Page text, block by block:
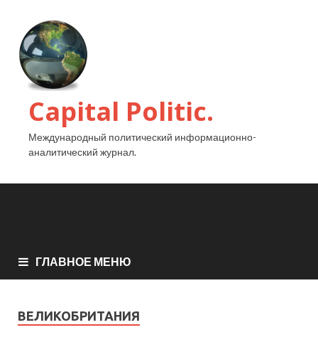
Capital Politic.
Международный политический информационно-
аналитический журнал.
ГЛАВНОЕ МЕНЮ
ВЕЛИКОБРИТАНИЯ